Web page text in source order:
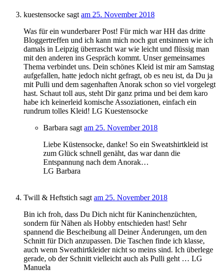
kuestensocke sagt am 25. November 2018
Was für ein wunderbarer Post! Für mich war HH das dritte
Bloggertreffen und ich kann mich noch gut entsinnen wie ich
damals in Leipzig überrascht war wie leicht und flüssig man
mit den anderen ins Gespräch kommt. Unser gemeinsames
Thema verbindet uns. Dein schönes Kleid ist mir am Samstag
aufgefallen, hatte jedoch nicht gefragt, ob es neu ist, da Du ja
mit Pulli und dem sagenhaften Anorak schon so viel vorgelegt
hast. Schaut toll aus, steht Dir ganz prima und bei dem karo
habe ich keinerleid komische Assoziationen, einfach ein
rundrum tolles Kleid! LG Kuestensocke
Barbara sagt am 25. November 2018
Liebe Küstensocke, danke! So ein Sweatshirtkleid ist
zum Glück schnell genäht, das war dann die
Entspannung nach dem Anorak…
LG Barbara
Twill & Heftstich sagt am 25. November 2018
Bin ich froh, dass Du Dich nicht für Kaninchenzüchten,
sondern für Nähen als Hobby entschieden hast! Sehr
spannend die Bescheibung all Deiner Änderungen, um den
Schnitt für Dich anzupassen. Die Taschen finde ich klasse,
auch wenn Sweathirtkleider nicht so meins sind. Ich überlege
gerade, ob der Schnitt vielleicht auch als Pulli geht … LG
Manuela